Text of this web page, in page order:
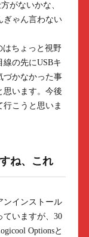
がないかな、
ぎゃん言わない
ちょっと視野
の先にUSBキ
づかなかった事
思います。今後
こうと思いま
ね、これ
インストール
ていますが、30
Optionsと